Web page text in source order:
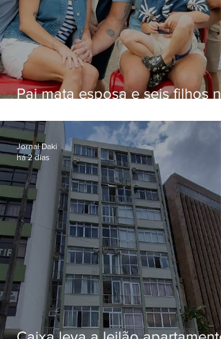
Pai mata esposa e seis filhos
Jornal Daki
há 2 dias